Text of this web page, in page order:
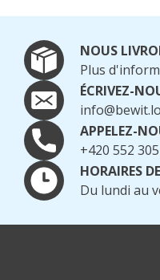
NOUS
Plus
ÉCRIVEZ-
APPELEZ-
+420 552
HORAIRES
Du lundi au